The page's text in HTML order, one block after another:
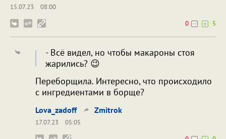
15.07.23
08:00
0
5
- Всё видел, но чтобы макароны стоя
жарились? 😉
Переборщила. Интересно, что происходило
с ингредиентами в борще?
Lova_zadoff Zmitrok
17.07.23
05:05